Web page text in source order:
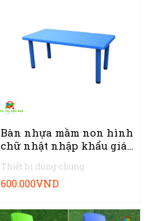
Thiết bị dùng chung
Bàn nhựa mầm non hình
chữ nhật nhập khẩu giá
600.000VND